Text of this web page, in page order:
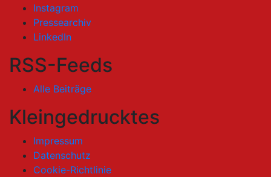
Instagram
Pressearchiv
LinkedIn
RSS-Feeds
Alle Beiträge
Kleingedrucktes
Impressum
Datenschutz
Cookie-Richtlinie